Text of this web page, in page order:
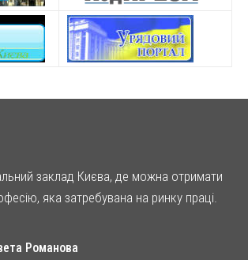
заклад Києва, де можна отримати
яка затребувана на ринку праці.
Романова